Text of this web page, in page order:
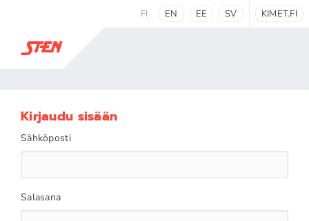
FI EN EE SV KIMET.FI
Kirjaudu sisään
Sähköposti
Salasana